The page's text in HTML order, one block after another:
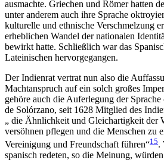
ausmachte. Griechen und Römer hatten
unter anderem auch ihre Sprache
kulturelle und ethnische Verschmelzung
erheblichen Wandel der nationalen
bewirkt hatte. Schließlich war das
Lateinischen hervorgegangen.
Der Indienrat vertrat nun also die
Machtanspruch auf ein solch großes
gehöre auch die Auferlegung der Sprache
de Solórzano, seit 1628 Mitglied des
„ die Ähnlichkeit und Gleichartigkeit der
versöhnen pflegen und die Menschen zu
Vereinigung und Freundschaft führen“15.
spanisch redeten, so die Meinung,